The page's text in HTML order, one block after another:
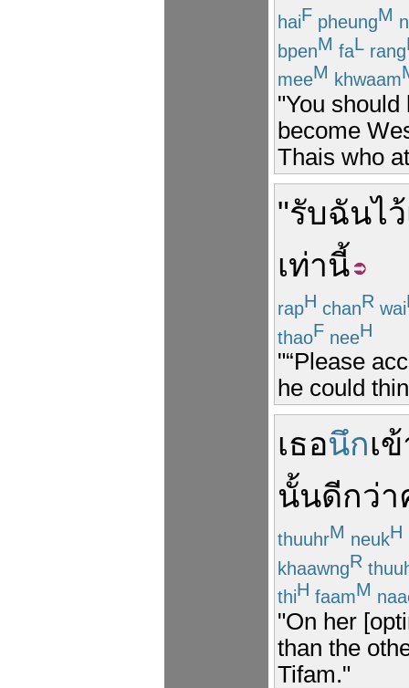
haiF pheungM
bpenM faL rang
meeM khwaam
"You
become
Thais who
"รับฉันไว้
เท่านี้
rapH chanR wai
thaoF neeH
"“Please
he could
เธอนึกเ
นั้นดีกว่า
thuuhrM neukH
khaawngR
thiH faamM
"On her
than the
Tifam."